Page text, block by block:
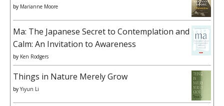
by Marianne Moore
Ma: The Japanese Secret to Contemplation and
Calm: An Invitation to Awareness
by Ken Rodgers
Things in Nature Merely Grow
by Yiyun Li